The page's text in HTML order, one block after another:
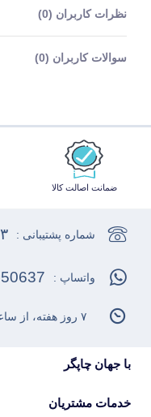
نظرات کاربران (0)
سوالات کاربران (0)
ضمانت اصالت کالا
با جهان چاپگر
خدمات مشتریان
شماره پشتیبانی :
واتساپ :
۷ روز هفته، از ساعت ۹ تا ۲۰ پاسخگوی شما هستیم